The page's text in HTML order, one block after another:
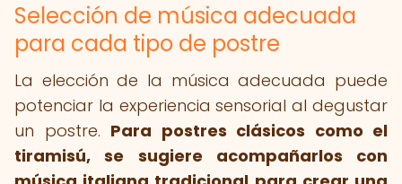
Selección de música adecuada
para cada tipo de postre
La elección de la música adecuada puede
potenciar la experiencia sensorial al degustar
un postre. Para postres clásicos como el
tiramisú, se sugiere acompañarlos con